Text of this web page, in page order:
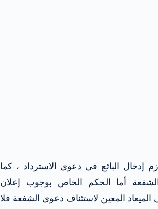
إدخال البائع فى دعوى الاسترداد ، كما
أما الحكم الخاص بوجوب إعلان
الميعاد المعين لاستئناف دعوى الشفعة فلا